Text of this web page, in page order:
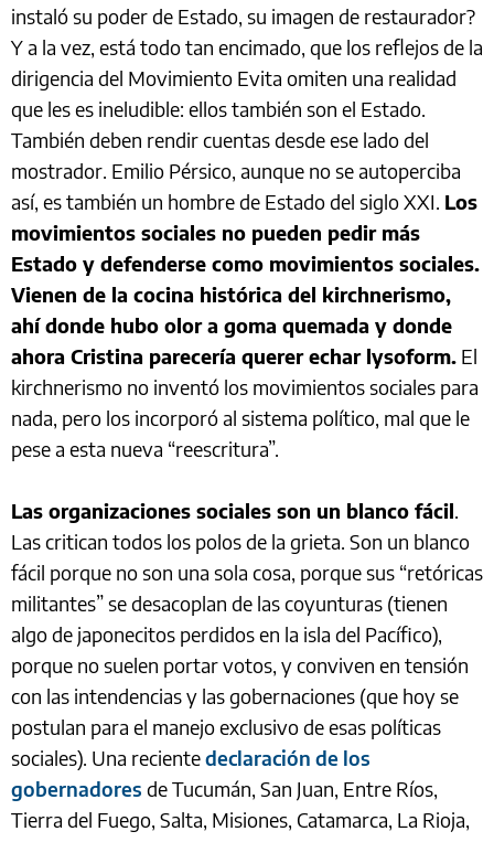
instaló su poder de Estado, su imagen de restaurador?
Y a la vez, está todo tan encimado, que los reflejos de la
dirigencia del Movimiento Evita omiten una realidad
que les es ineludible: ellos también son el Estado.
También deben rendir cuentas desde ese lado del
mostrador. Emilio Pérsico, aunque no se autoperciba
así, es también un hombre de Estado del siglo XXI. Los
movimientos sociales no pueden pedir más
Estado y defenderse como movimientos sociales.
Vienen de la cocina histórica del kirchnerismo,
ahí donde hubo olor a goma quemada y donde
ahora Cristina parecería querer echar lysoform. El
kirchnerismo no inventó los movimientos sociales para
nada, pero los incorporó al sistema político, mal que le
pese a esta nueva “reescritura”.
Las organizaciones sociales son un blanco fácil.
Las critican todos los polos de la grieta. Son un blanco
fácil porque no son una sola cosa, porque sus “retóricas
militantes” se desacoplan de las coyunturas (tienen
algo de japonecitos perdidos en la isla del Pacífico),
porque no suelen portar votos, y conviven en tensión
con las intendencias y las gobernaciones (que hoy se
postulan para el manejo exclusivo de esas políticas
sociales). Una recientedeclaración de los
gobernadores de Tucumán, San Juan, Entre Ríos,
Tierra del Fuego, Salta, Misiones, Catamarca, La Rioja,